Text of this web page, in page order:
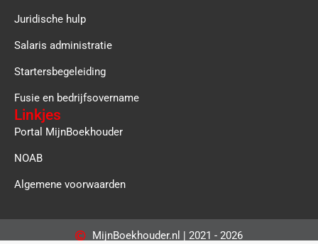
Juridische hulp
Salaris administratie
Startersbegeleiding
Fusie en bedrijfsovername
Linkjes
Portal MijnBoekhouder
NOAB
Algemene voorwaarden
MijnBoekhouder.nl | 2021 - 2026